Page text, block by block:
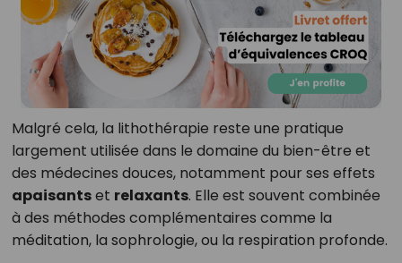
Malgré cela, la lithothérapie reste une pratique
largement utilisée dans le domaine du bien-être et
des médecines douces, notamment pour ses effets
apaisantset relaxants. Elle est souvent combinée
à des méthodes complémentaires comme la
méditation, la sophrologie, ou la respiration profonde.